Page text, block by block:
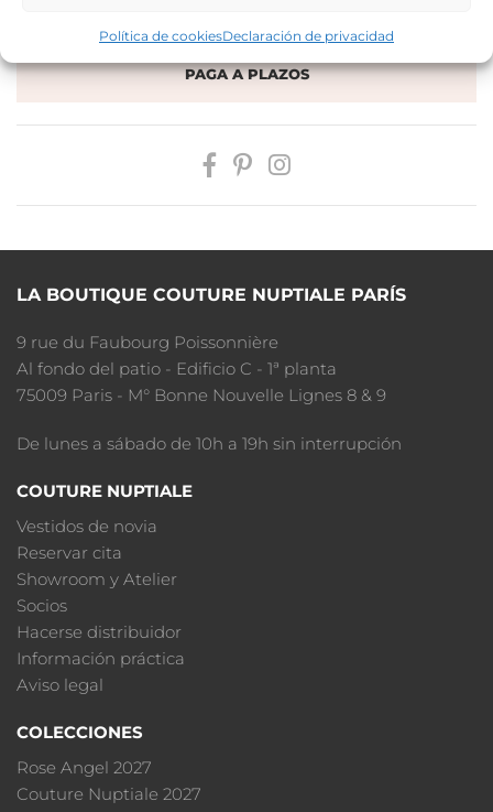
Política de cookiesDeclaración de privacidad
PAGA A PLAZOS
LA BOUTIQUE COUTURE NUPTIALE PARÍS
9 rue du Faubourg Poissonnière
Al fondo del patio - Edificio C - 1ª planta
75009 Paris - M° Bonne Nouvelle Lignes 8 & 9
De lunes a sábado de 10h a 19h sin interrupción
COUTURE NUPTIALE
Vestidos de novia
Reservar cita
Showroom y Atelier
Socios
Hacerse distribuidor
Información práctica
Aviso legal
COLECCIONES
Rose Angel 2027
Couture Nuptiale 2027